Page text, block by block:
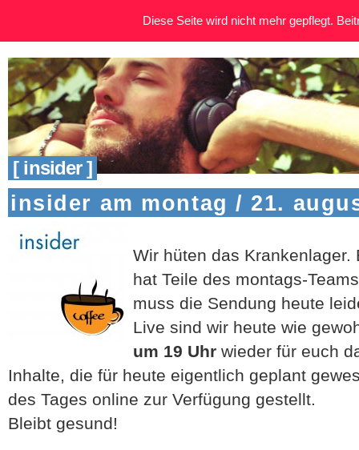
[ insider ]
insider am montag / 21.
Wir hüten das
hat Teile des montags-
muss die Sendung heute
Live sind wir heute wie
um 19 Uhr wieder für euch
Inhalte, die für heute eigentlich geplant
des Tages online zur Verfügung gestellt.
Bleibt gesund!
Diese Seite wird nicht mehr gepflegt.